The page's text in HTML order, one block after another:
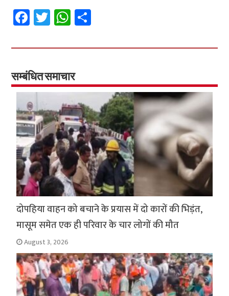
Fa
ce
b
o
o
k
T
wi
tt
er
W
h
at
sA
p
p
ar
सम्बंधित समाचार
दोपहिया वाहन को बचाने के प्रयास में दो कारों की भिड़ंत,
मासूम समेत एक ही परिवार के चार लोगों की मौत
August 3, 2026